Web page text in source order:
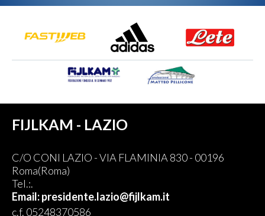
FIJLKAM - LAZIO
C/O CONI LAZIO - VIA FLAMINIA 830 - 00196
Roma(Roma)
Tel.:.
Email: presidente.lazio@fijlkam.it
c.f. 05248370586